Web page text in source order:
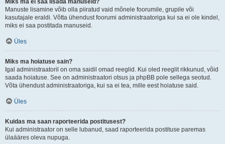
Miks ma ei saa lisada manuseid?
Manuste lisamine võib olla piiratud vaid mõnele foorumile, grupile või
kasutajale eraldi. Võtta ühendust foorumi administraatoriga kui sa ei ole kindel,
miks ei saa postitada manuseid.
Üles
Miks ma hoiatuse sain?
Igal administraatoril on oma saidil omad reeglid. Kui oled reeglit rikkunud, võid
saada hoiatuse. See on administraatori otsus ja phpBB pole sellega seotud.
Võta ühendust administraatoriga, kui sa ei tea, mille eest hoiatuse said.
Üles
Kuidas ma saan raporteerida postitusest?
Kui administraator on selle lubanud, saad raporteerida postituse paremas
ülaääres oleva nupuga.